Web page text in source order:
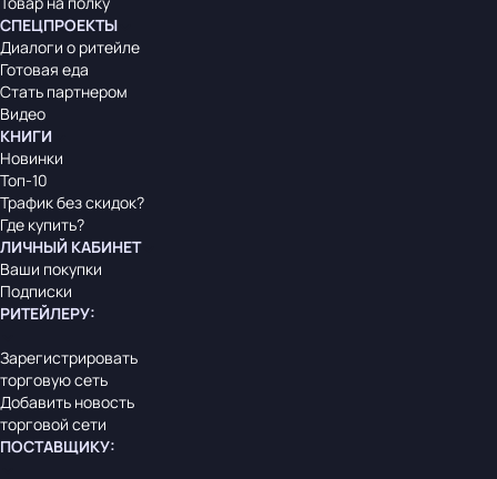
СПЕЦПРОЕКТЫ
Диалоги о ритейле
Готовая еда
Стать партнером
Видео
КНИГИ
Новинки
Топ-10
Трафик без скидок?
Где купить?
ЛИЧНЫЙ КАБИНЕТ
Ваши покупки
Подписки
РИТЕЙЛЕРУ:
Зарегистрировать
торговую сеть
Добавить новость
торговой сети
ПОСТАВЩИКУ: